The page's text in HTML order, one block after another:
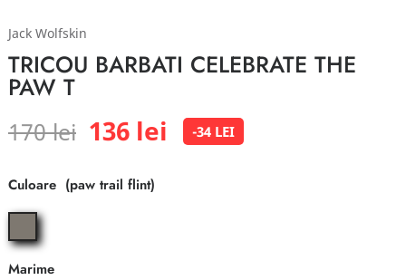
Jack Wolfskin
TRICOU BARBATI CELEBRATE THE
PAW T
170 lei 136 lei -34 LEI
Culoare
paw
trail
flint
Marime